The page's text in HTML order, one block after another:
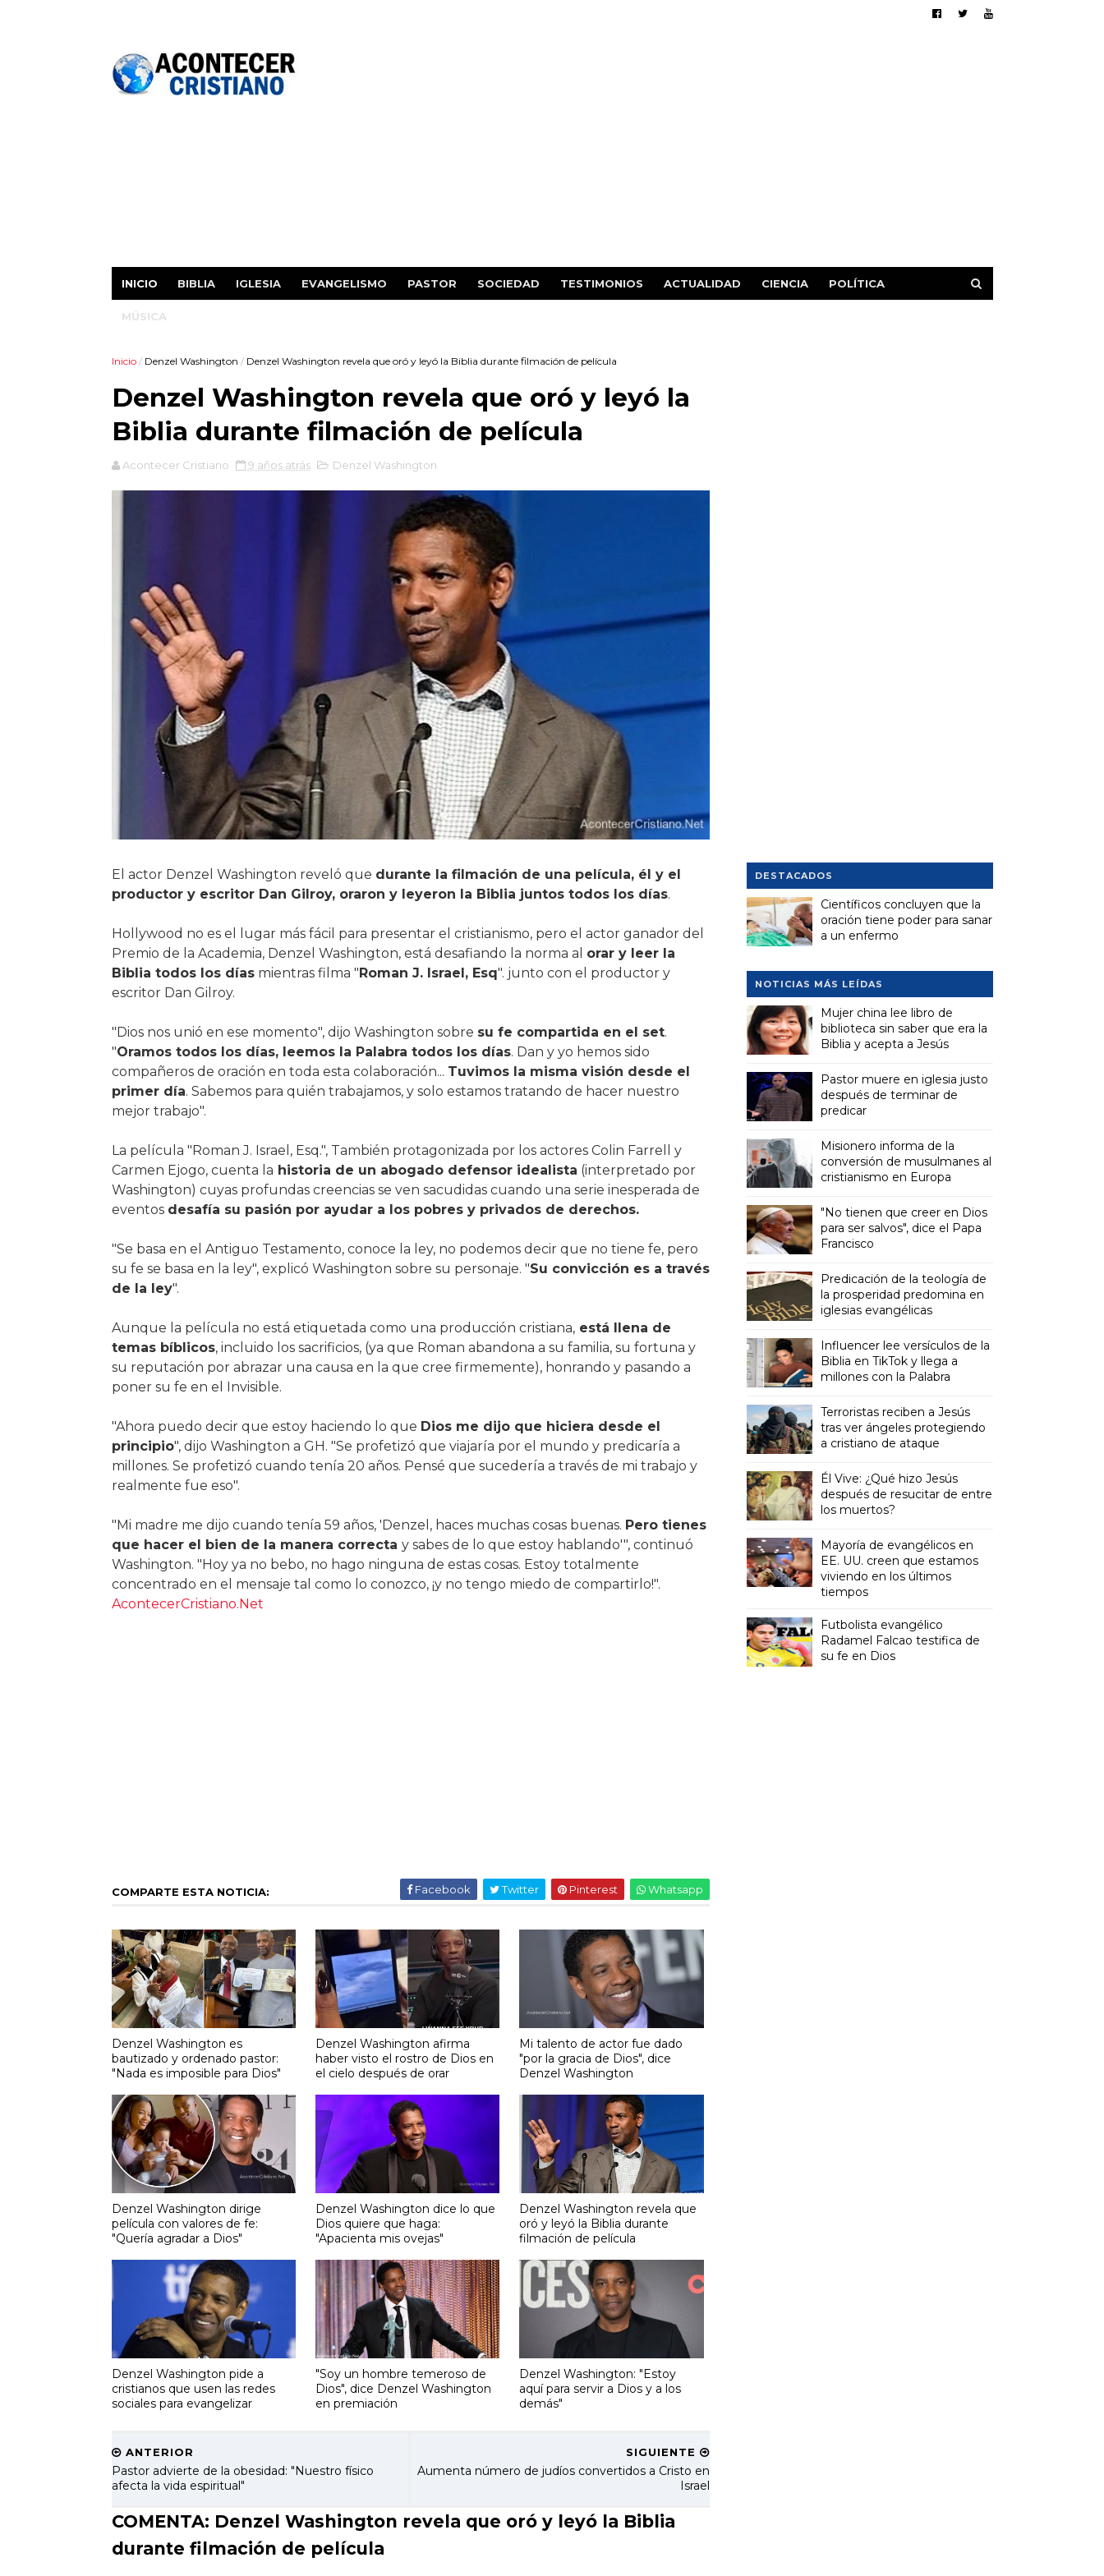
INICIO BIBLIA IGLESIA EVANGELISMO PASTOR SOCIEDAD TESTIMONIOS ACTUALIDAD CIENCIA POLÍTICA
MÚSICA
Inicio / Denzel Washington / Denzel Washington revela que oró y leyó la Biblia durante filmación de película
Denzel Washington revela que oró y leyó la
Biblia durante filmación de película
Acontecer Cristiano 9 años atrás Denzel Washington
El actor Denzel Washington reveló que durante la filmación de una película, él y el
productor y escritor Dan Gilroy, oraron y leyeron la Biblia juntos todos los días.
Hollywood no es el lugar más fácil para presentar el cristianismo, pero el actor ganador del
Premio de la Academia, Denzel Washington, está desafiando la norma al orar y leer la
Biblia todos los díasmientras filma "Roman J. Israel, Esq". junto con el productor y
escritor Dan Gilroy.
"Dios nos unió en ese momento", dijo Washington sobre su fe compartida en el set.
"Oramos todos los días, leemos la Palabra todos los días. Dan y yo hemos sido
compañeros de oración en toda esta colaboración... Tuvimos la misma visión desde el
primer día. Sabemos para quién trabajamos, y solo estamos tratando de hacer nuestro
mejor trabajo".
La película "Roman J. Israel, Esq.", También protagonizada por los actores Colin Farrell y
Carmen Ejogo, cuenta la historia de un abogado defensor idealista (interpretado por
Washington) cuyas profundas creencias se ven sacudidas cuando una serie inesperada de
eventos desafía su pasión por ayudar a los pobres y privados de derechos.
"Se basa en el Antiguo Testamento, conoce la ley, no podemos decir que no tiene fe, pero
su fe se basa en la ley", explicó Washington sobre su personaje. "Su convicción es a través
de la ley".
Aunque la película no está etiquetada como una producción cristiana,está llena de
temas bíblicos, incluido los sacrificios, (ya que Roman abandona a su familia, su fortuna y
su reputación por abrazar una causa en la que cree firmemente), honrando y pasando a
poner su fe en el Invisible.
"Ahora puedo decir que estoy haciendo lo que Dios me dijo que hiciera desde el
principio", dijo Washington a GH. "Se profetizó que viajaría por el mundo y predicaría a
millones. Se profetizó cuando tenía 20 años. Pensé que sucedería a través de mi trabajo y
realmente fue eso".
"Mi madre me dijo cuando tenía 59 años, 'Denzel, haces muchas cosas buenas. Pero tienes
que hacer el bien de la manera correcta y sabes de lo que estoy hablando'", continuó
Washington. "Hoy ya no bebo, no hago ninguna de estas cosas. Estoy totalmente
concentrado en el mensaje tal como lo conozco, ¡y no tengo miedo de compartirlo!".
AcontecerCristiano.Net
COMPARTE ESTA NOTICIA: Facebook Twitter Pinterest Whatsapp
Denzel Washington es
bautizado y ordenado pastor:
"Nada es imposible para Dios"
Denzel Washington afirma
haber visto el rostro de Dios en
el cielo después de orar
Mi talento de actor fue dado
"por la gracia de Dios", dice
Denzel Washington
Denzel Washington dirige
película con valores de fe:
"Quería agradar a Dios"
Denzel Washington dice lo que
Dios quiere que haga:
"Apacienta mis ovejas"
Denzel Washington revela que
oró y leyó la Biblia durante
filmación de película
Denzel Washington pide a
cristianos que usen las redes
sociales para evangelizar
"Soy un hombre temeroso de
Dios", dice Denzel Washington
en premiación
Denzel Washington: "Estoy
aquí para servir a Dios y a los
demás"
SIGUIENTE
Aumenta número de judíos convertidos a Cristo en
Israel
ANTERIOR
Pastor advierte de la obesidad: "Nuestro físico
afecta la vida espiritual"
COMENTA: Denzel Washington revela que oró y leyó la Biblia
durante filmación de película
DESTACADOS
Científicos concluyen que la
oración tiene poder para sanar
a un enfermo
NOTICIAS MÁS LEÍDAS
Mujer china lee libro de
biblioteca sin saber que era la
Biblia y acepta a Jesús
Pastor muere en iglesia justo
después de terminar de
predicar
Misionero informa de la
conversión de musulmanes al
cristianismo en Europa
"No tienen que creer en Dios
para ser salvos", dice el Papa
Francisco
Predicación de la teología de
la prosperidad predomina en
iglesias evangélicas
Influencer lee versículos de la
Biblia en TikTok y llega a
millones con la Palabra
Terroristas reciben a Jesús
tras ver ángeles protegiendo
a cristiano de ataque
Él Vive: ¿Qué hizo Jesús
después de resucitar de entre
los muertos?
Mayoría de evangélicos en
EE. UU. creen que estamos
viviendo en los últimos
tiempos
Futbolista evangélico
Radamel Falcao testifica de
su fe en Dios